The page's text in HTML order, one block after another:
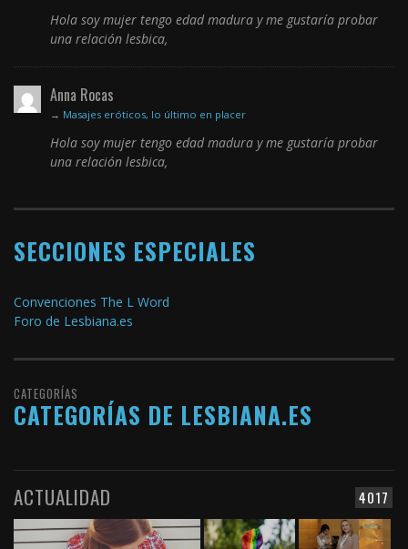
Hola soy mujer tengo edad madura y me gustaría probar
una relación lesbica,
Anna Rocas
→ Masajes eróticos, lo último en placer
Hola soy mujer tengo edad madura y me gustaría probar
una relación lesbica,
SECCIONES ESPECIALES
Convenciones The L Word
Foro de Lesbiana.es
CATEGORÍAS
CATEGORÍAS DE LESBIANA.ES
4017
ACTUALIDAD